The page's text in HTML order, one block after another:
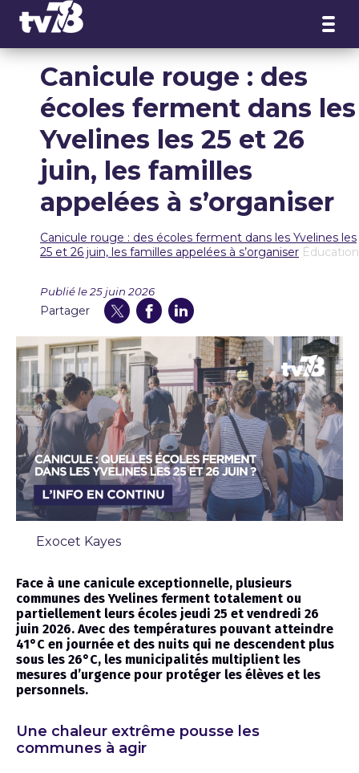
Canicule rouge : des
écoles ferment dans les
Yvelines les 25 et 26
juin, les familles
appelées à s’organiser
Canicule rouge : des écoles ferment dans les Yvelines les
25 et 26 juin, les familles appelées à s’organiser Éducation
Publié le 25 juin 2026
Partager
Exocet Kayes
Face à une canicule exceptionnelle, plusieurs
communes des Yvelines ferment totalement ou
partiellement leurs écoles jeudi 25 et vendredi 26
juin 2026. Avec des températures pouvant atteindre
41°C en journée et des nuits qui ne descendent plus
sous les 26°C, les municipalités multiplient les
mesures d’urgence pour protéger les élèves et les
personnels.
Une chaleur extrême pousse les
communes à agir
Panneau de gestion des cookies